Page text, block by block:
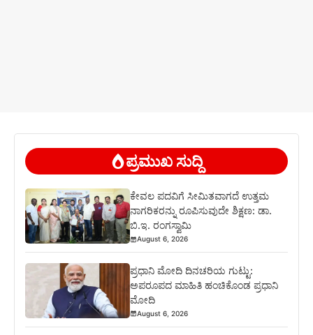
ಪ್ರಮುಖ ಸುದ್ದಿ
ಕೇವಲ ಪದವಿಗೆ ಸೀಮಿತವಾಗದೆ ಉತ್ತಮ
ನಾಗರಿಕರನ್ನು ರೂಪಿಸುವುದೇ ಶಿಕ್ಷಣ: ಡಾ.
ಬಿ.ಇ. ರಂಗಸ್ವಾಮಿ
August 6, 2026
ಪ್ರಧಾನಿ ಮೋದಿ ದಿನಚರಿಯ ಗುಟ್ಟು:
ಅಪರೂಪದ ಮಾಹಿತಿ ಹಂಚಿಕೊಂಡ ಪ್ರಧಾನಿ
ಮೋದಿ
August 6, 2026